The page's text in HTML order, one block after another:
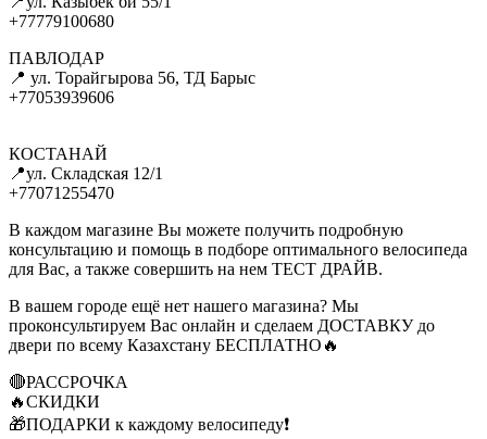
+77779100680
ПАВЛОДАР
📍 ул. Торайгырова 56, ТД Барыс
+77053939606
КОСТАНАЙ
📍ул. Складская 12/1
+77071255470
В каждом магазине Вы можете получить подробную
консультацию и помощь в подборе оптимального велосипеда
для Вас, а также совершить на нем ТЕСТ ДРАЙВ.
В вашем городе ещё нет нашего магазина? Мы
проконсультируем Вас онлайн и сделаем ДОСТАВКУ до
двери по всему Казахстану БЕСПЛАТНО🔥
🔴РАССРОЧКА
🔥СКИДКИ
🎁ПОДАРКИ к каждому велосипеду❗